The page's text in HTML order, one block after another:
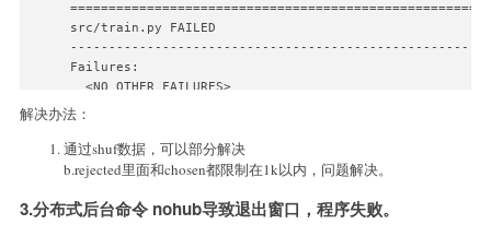
=======================================================
src/train.py FAILED
-------------------------------------------------------
Failures:
<NO_OTHER_FAILURES>
-------------------------------------------------------
Root Cause (first observed failure):
[0]:
time      : 2024-12-26_14:14:44
rank      : 0 (local_rank: 0)
解决办法：
通过shuf数据，可以部分解决
b.rejected里面和chosen都限制在1k以内，问题解决。
3.分布式后台命令 nohub导致退出窗口，程序失败。